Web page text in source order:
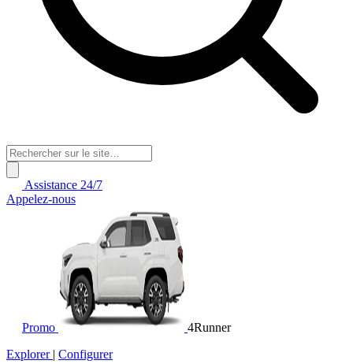
Assistance 24/7
Appelez-nous
Promo
4Runner
Explorer | Configurer